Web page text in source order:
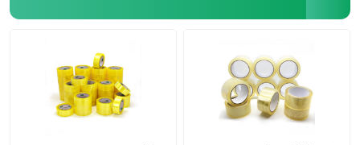
Polyimideの粘着テープ
泡の粘着テープ